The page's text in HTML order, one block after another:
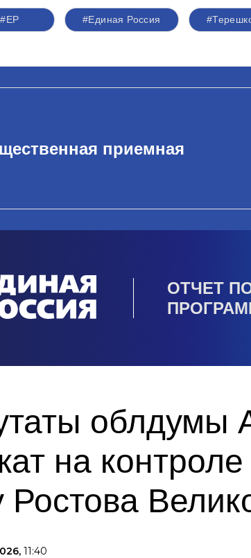
#ЕР #Единая Россия
приемная
ОТЧЕТ
облдумы
на
Ростова
11:40